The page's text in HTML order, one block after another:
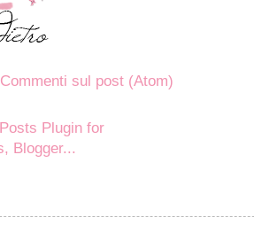
Commenti sul post (Atom)